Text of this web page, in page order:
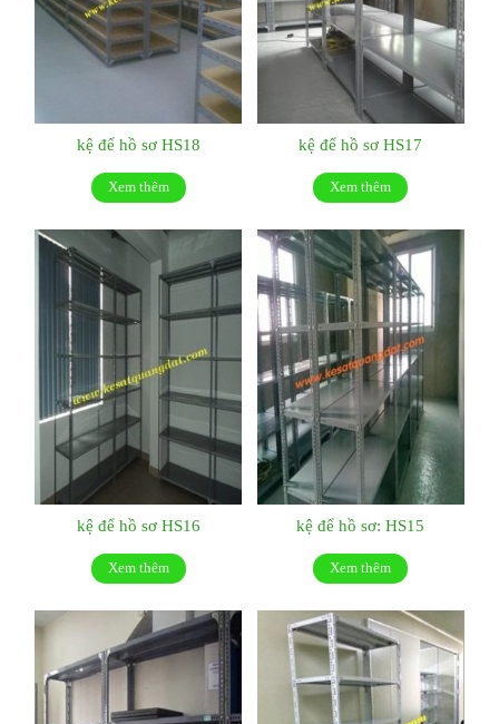
kệ để hồ sơ HS18
Xem thêm
kệ để hồ sơ HS17
Xem thêm
kệ để hồ sơ HS16
Xem thêm
kệ để hồ sơ: HS15
Xem thêm